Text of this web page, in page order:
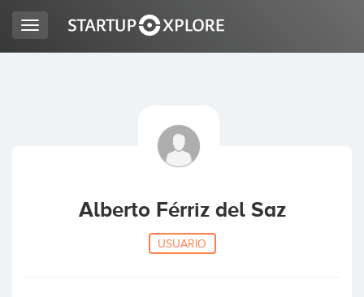
Toggle
navigation
Alberto Férriz del Saz
USUARIO